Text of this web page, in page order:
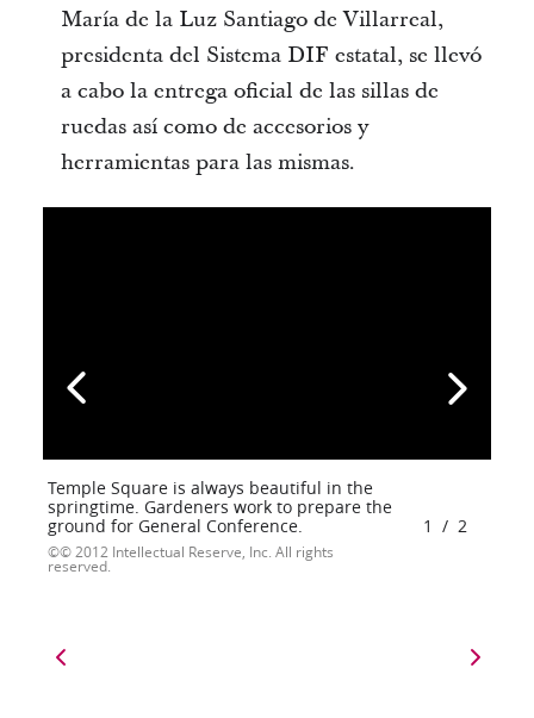
María de la Luz Santiago de Villarreal,
presidenta del Sistema DIF estatal, se llevó
a cabo la entrega oficial de las sillas de
ruedas así como de accesorios y
herramientas para las mismas.
Temple Square is always beautiful in the
springtime. Gardeners work to prepare the
ground for General Conference.
© 2012 Intellectual Reserve, Inc. All rights
reserved.
1 / 2